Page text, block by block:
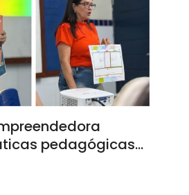
pedagógicas…